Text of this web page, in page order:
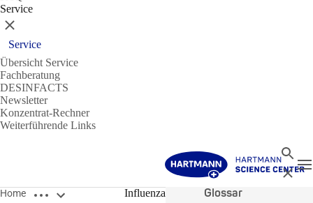
Service
Schließen
Service
Übersicht Service
Fachberatung
DESINFACTS
Newsletter
Konzentrat-Rechner
Weiterführende Links
Suche
Home Breadcrumbs öffnen Influenza
Glossar